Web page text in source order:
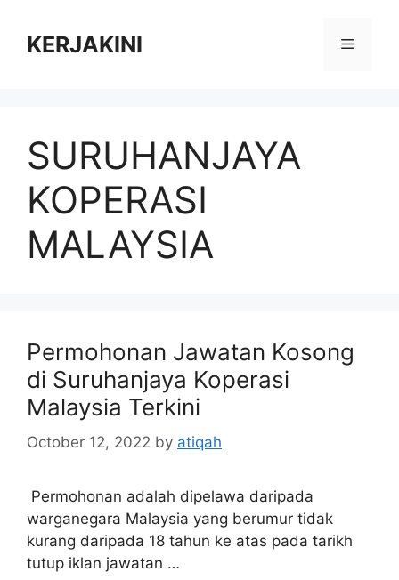
contentKERJAKINI Menu
SURUHANJAYA
KOPERASI
MALAYSIA
Permohonan Jawatan Kosong
di Suruhanjaya Koperasi
Malaysia Terkini
October 12, 2022 by atiqah
Permohonan adalah dipelawa daripada
warganegara Malaysia yang berumur tidak
kurang daripada 18 tahun ke atas pada tarikh
tutup iklan jawatan …